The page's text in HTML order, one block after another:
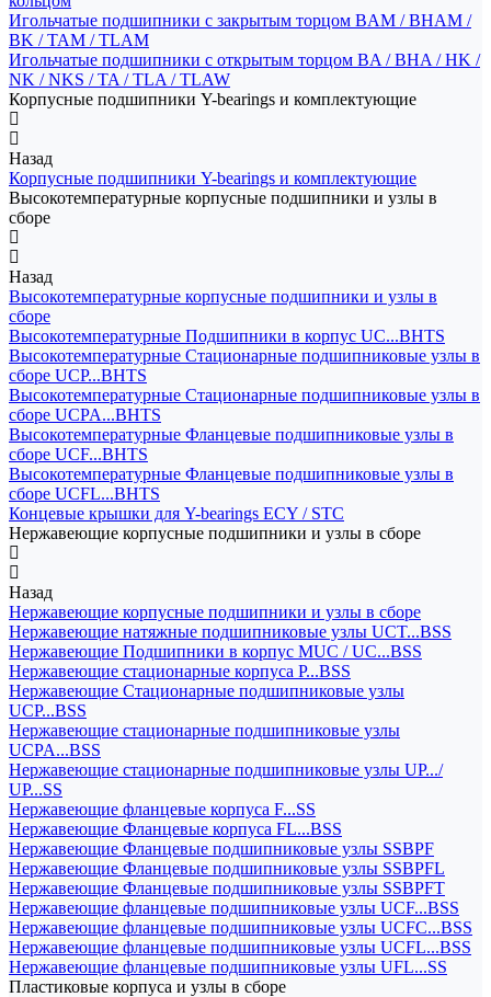
Игольчатые подшипники с закрытым торцом BAM / BHAM /
BK / TAM / TLAM
Игольчатые подшипники с открытым торцом BA / BHA / HK /
NK / NKS / TA / TLA / TLAW
Корпусные подшипники Y-bearings и комплектующие
Назад
Корпусные подшипники Y-bearings и комплектующие
Высокотемпературные корпусные подшипники и узлы в
сборе
Назад
Высокотемпературные корпусные подшипники и узлы в
сборе
Высокотемпературные Подшипники в корпус UC...BHTS
Высокотемпературные Стационарные подшипниковые узлы в
сборе UCP...BHTS
Высокотемпературные Стационарные подшипниковые узлы в
сборе UCPA...BHTS
Высокотемпературные Фланцевые подшипниковые узлы в
сборе UCF...BHTS
Высокотемпературные Фланцевые подшипниковые узлы в
сборе UCFL...BHTS
Концевые крышки для Y-bearings ECY / STC
Нержавеющие корпусные подшипники и узлы в сборе
Назад
Нержавеющие корпусные подшипники и узлы в сборе
Нержавеющие натяжные подшипниковые узлы UCT...BSS
Нержавеющие Подшипники в корпус MUC / UC...BSS
Нержавеющие стационарные корпуса P...BSS
Нержавеющие Стационарные подшипниковые узлы
UCP...BSS
Нержавеющие стационарные подшипниковые узлы
UCPA...BSS
Нержавеющие стационарные подшипниковые узлы UP.../
UP...SS
Нержавеющие фланцевые корпуса F...SS
Нержавеющие Фланцевые корпуса FL...BSS
Нержавеющие Фланцевые подшипниковые узлы SSBPF
Нержавеющие Фланцевые подшипниковые узлы SSBPFL
Нержавеющие Фланцевые подшипниковые узлы SSBPFT
Нержавеющие фланцевые подшипниковые узлы UCF...BSS
Нержавеющие фланцевые подшипниковые узлы UCFC...BSS
Нержавеющие фланцевые подшипниковые узлы UCFL...BSS
Нержавеющие фланцевые подшипниковые узлы UFL...SS
Пластиковые корпуса и узлы в сборе